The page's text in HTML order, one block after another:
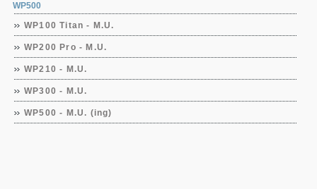
WP500
WP100 Titan - M.U.
WP200 Pro - M.U.
WP210 - M.U.
WP300 - M.U.
WP500 - M.U. (ing)